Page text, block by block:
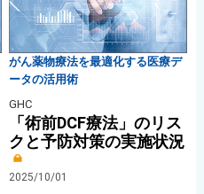
がん薬物療法を最適化する医療デ
ータの活用術
GHC
「術前DCF療法」のリス
クと予防対策の実施状況
2025/10/01